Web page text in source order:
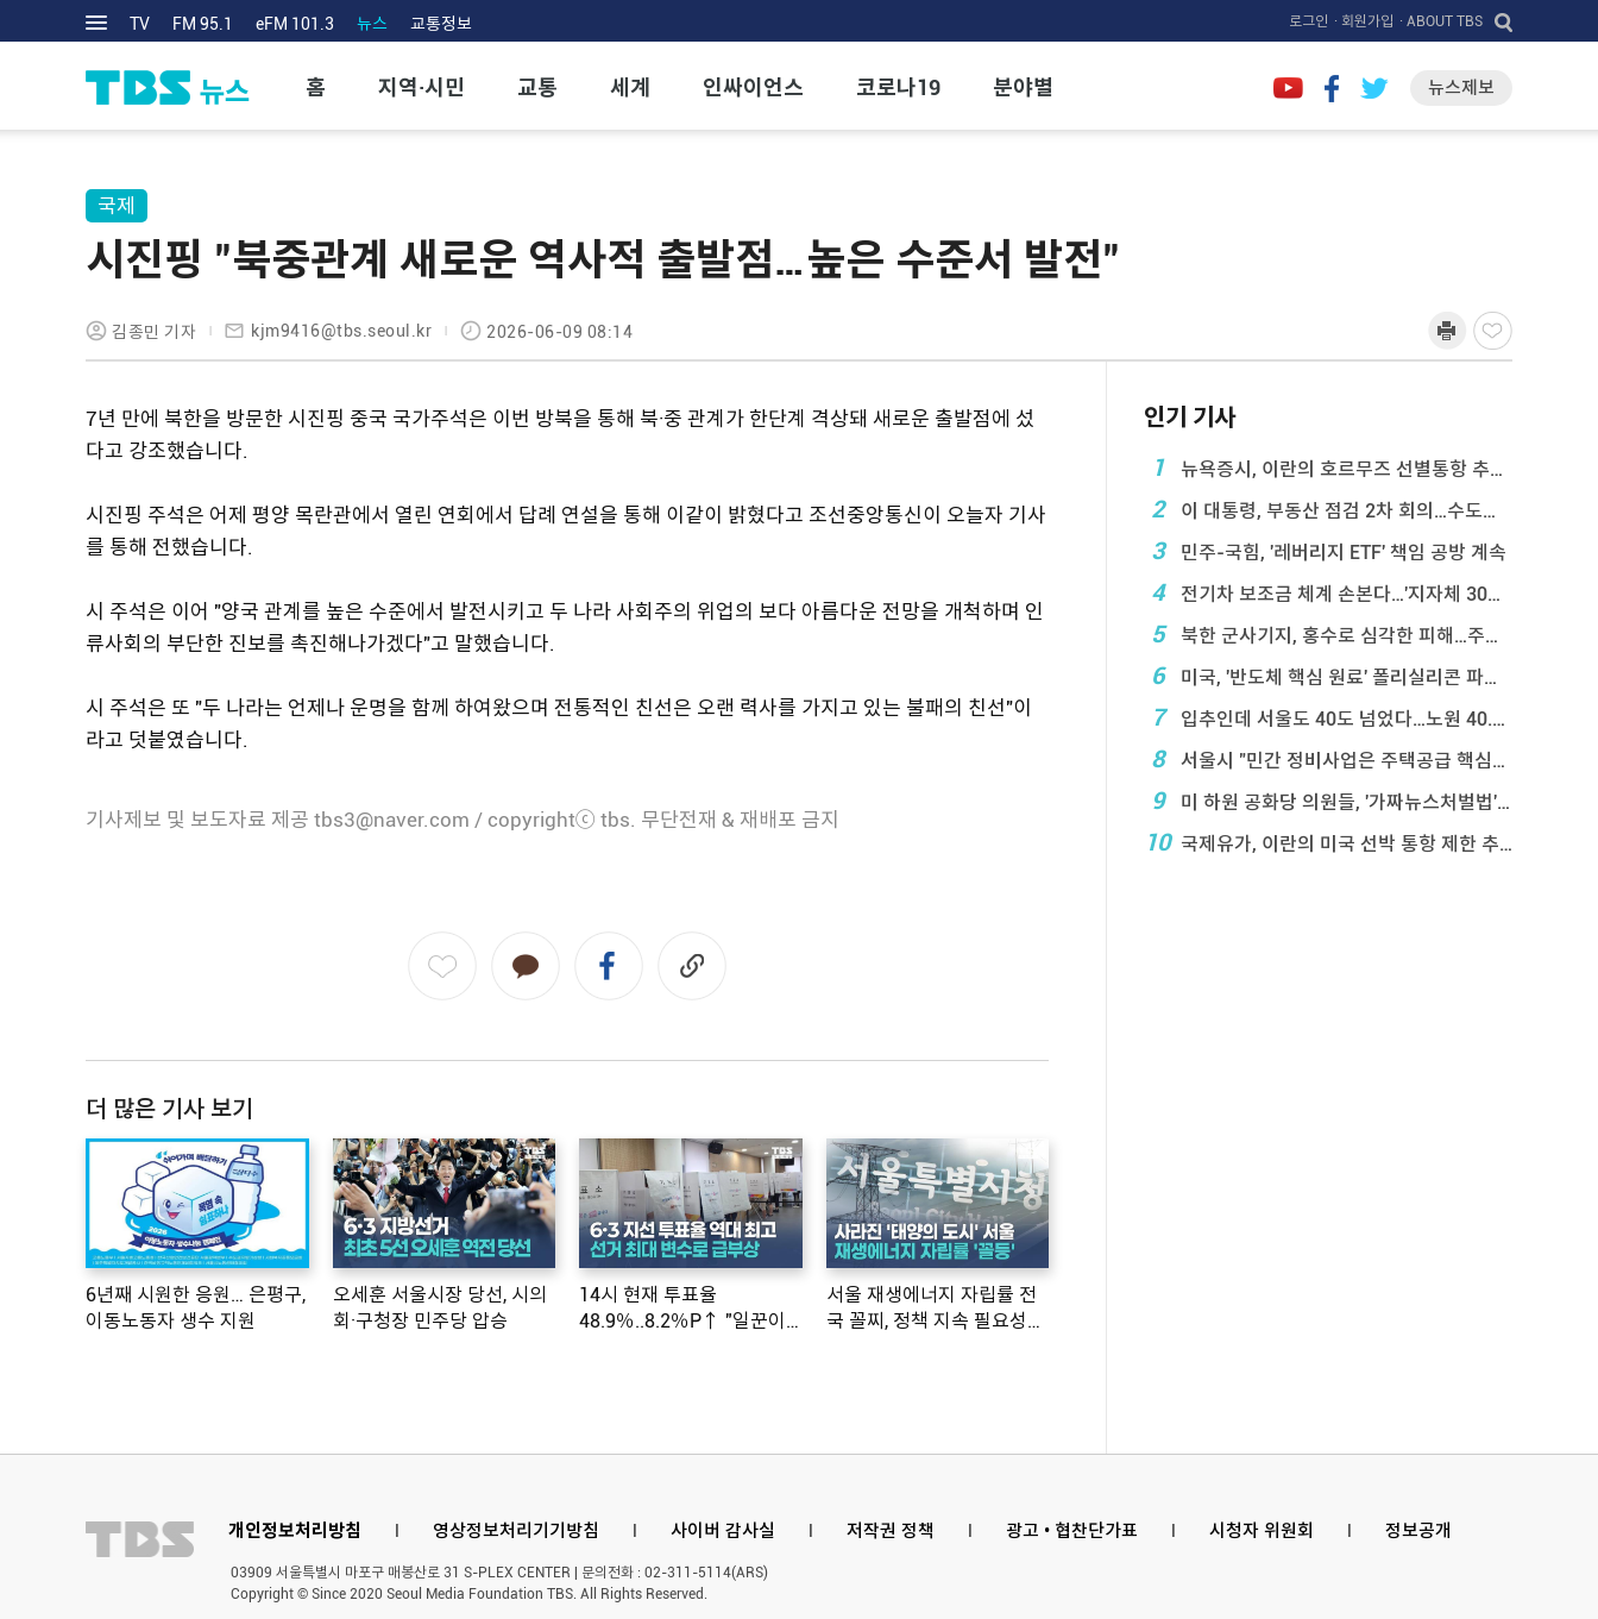
TV FM 95.1 eFM 101.3 뉴스 교통정보 로그인 · 회원가입 · ABOUT TBS
홈 지역·시민 교통 세계 인싸이언스 코로나19 분야별 뉴스제보
국제
시진핑 "북중관계 새로운 역사적 출발점…높은 수준서 발전"
김종민 기자 kjm9416@tbs.seoul.kr 2026-06-09 08:14
7년 만에 북한을 방문한 시진핑 중국 국가주석은 이번 방북을 통해 북·중 관계가 한단계 격상돼 새로운 출발점에 섰
다고 강조했습니다.
시진핑 주석은 어제 평양 목란관에서 열린 연회에서 답례 연설을 통해 이같이 밝혔다고 조선중앙통신이 오늘자 기사
를 통해 전했습니다.
시 주석은 이어 "양국 관계를 높은 수준에서 발전시키고 두 나라 사회주의 위업의 보다 아름다운 전망을 개척하며 인
류사회의 부단한 진보를 촉진해나가겠다"고 말했습니다.
시 주석은 또 "두 나라는 언제나 운명을 함께 하여왔으며 전통적인 친선은 오랜 력사를 가지고 있는 불패의 친선"이
라고 덧붙였습니다.
기사제보 및 보도자료 제공 tbs3@naver.com / copyrightⓒ tbs. 무단전재 & 재배포 금지
더 많은 기사 보기
6년째 시원한 응원… 은평구,
이동노동자 생수 지원
오세훈 서울시장 당선, 시의
회·구청장 민주당 압승
14시 현재 투표율
48.9％..8.2％P↑ "일꾼이
서울 재생에너지 자립률 전
국 꼴찌, 정책 지속 필요성
인기 기사
1
뉴욕증시, 이란의 호르무즈 선별통항 추진에 하락
2 이 대통령, 부동산 점검 2차 회의…수도권 공급대책 ...
3 민주-국힘, '레버리지 ETF' 책임 공방 계속
4 전기차 보조금 체계 손본다…'지자체 30％ 매칭' ...
5 북한 군사기지, 홍수로 심각한 피해…주택 수백채 파괴
6 미국, '반도체 핵심 원료' 폴리실리콘 파생상품에 ...
7 입추인데 서울도 40도 넘었다…노원 40.2도 기록
8 서울시 "민간 정비사업은 주택공급 핵심&q ...
9 미 하원 공화당 의원들, '가짜뉴스처벌법' 항의 서한
10 국제유가, 이란의 미국 선박 통항 제한 추진에 상승
개인정보처리방침 l 영상정보처리기기방침 l 사이버 감사실 l 저작권 정책 l 광고 • 협찬단가표 l 시청자 위원회 l 정보공개
03909 서울특별시 마포구 매봉산로 31 S-PLEX CENTER | 문의전화 : 02-311-5114(ARS)
Copyright © Since 2020 Seoul Media Foundation TBS. All Rights Reserved.